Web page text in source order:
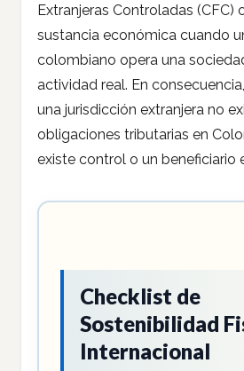
Extranjeras Controladas (CFC)
sustancia económica cuando
colombiano opera una
actividad real. En
una jurisdicción extranjera no
obligaciones tributarias en
existe control o un beneficiario
Checklist de
Sostenibilidad
Internacional